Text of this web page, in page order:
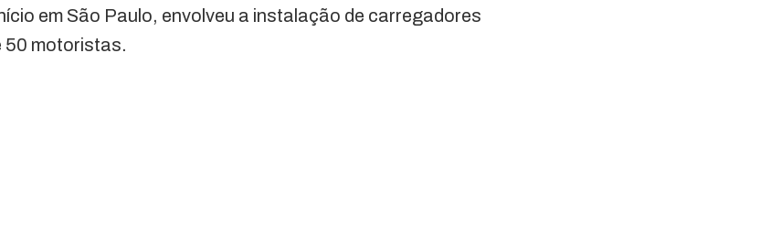
em São Paulo, envolveu a instalação de carregadores
50 motoristas.